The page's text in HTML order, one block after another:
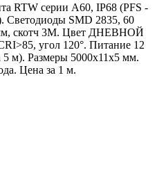
RTW серии A60, IP68 (PFS -
Светодиоды SMD 2835, 60
скотч 3M. Цвет ДНЕВНОЙ
угол 120°. Питание 12
м). Размеры 5000x11x5 мм.
Цена за 1 м.